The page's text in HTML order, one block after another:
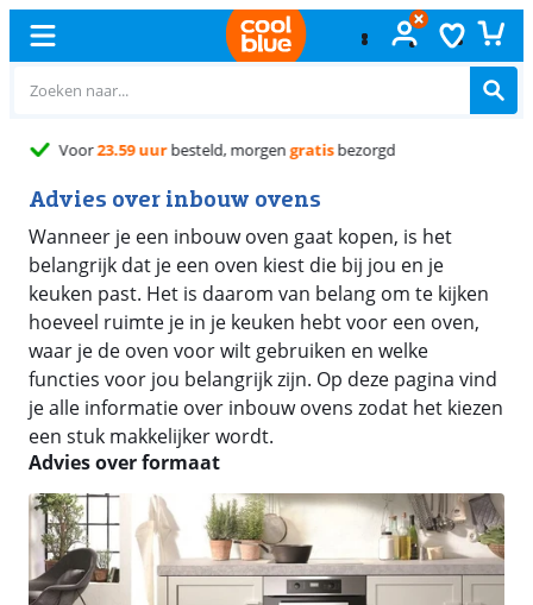
Gratisruilen
Advies over inbouw ovens
Wanneer je een inbouw oven gaat kopen, is het
belangrijk dat je een oven kiest die bij jou en je
keuken past. Het is daarom van belang om te kijken
hoeveel ruimte je in je keuken hebt voor een oven,
waar je de oven voor wilt gebruiken en welke
functies voor jou belangrijk zijn. Op deze pagina vind
je alle informatie over inbouw ovens zodat het kiezen
een stuk makkelijker wordt.
Advies over formaat